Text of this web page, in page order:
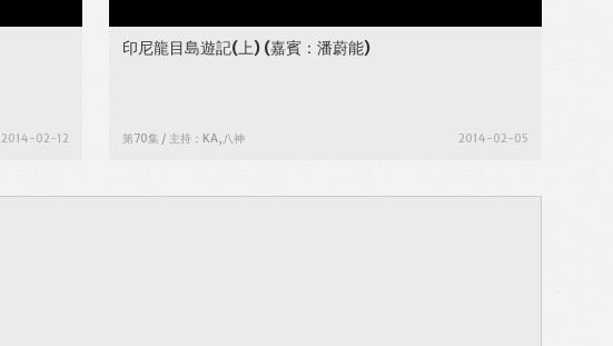
2014-02-12
印尼龍目島遊記(上)(嘉賓：潘蔚能)
第70集 / 主持：KA,八神 2014-02-05